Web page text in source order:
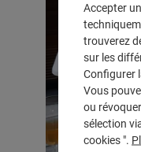
Accepter
trouverez
sur les
Configurer
Vous
ou
sélection
cookies ".